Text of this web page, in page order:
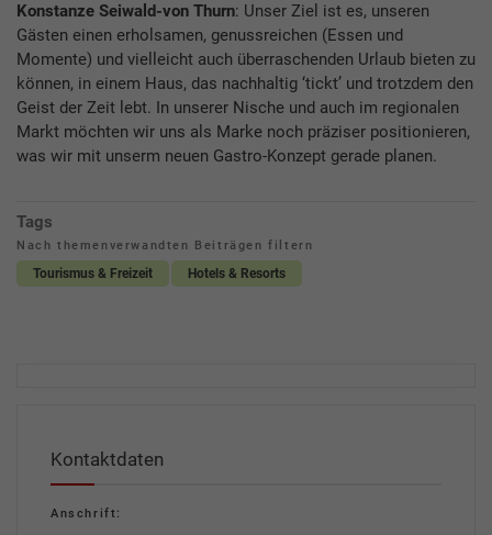
Konstanze Seiwald-von Thurn: Unser Ziel ist es, unseren
Gästen einen erholsamen, genussreichen (Essen und
Momente) und vielleicht auch überraschenden Urlaub bieten zu
können, in einem Haus, das nachhaltig ‘tickt’ und trotzdem den
Geist der Zeit lebt. In unserer Nische und auch im regionalen
Markt möchten wir uns als Marke noch präziser positionieren,
was wir mit unserm neuen Gastro-Konzept gerade planen.
Tags
Nach themenverwandten Beiträgen filtern
Tourismus & Freizeit Hotels & Resorts
Kontaktdaten
Anschrift: